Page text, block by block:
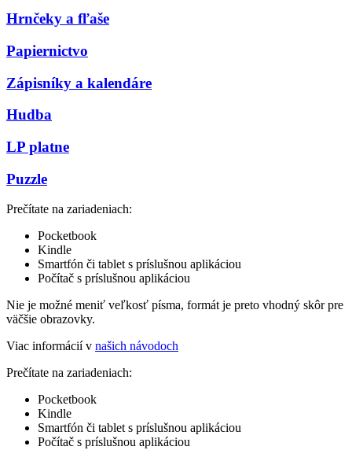
Hrnčeky a fľaše
Papiernictvo
Zápisníky a kalendáre
Hudba
LP platne
Puzzle
Prečítate na zariadeniach:
Pocketbook
Kindle
Smartfón či tablet s príslušnou aplikáciou
Počítač s príslušnou aplikáciou
Nie je možné meniť veľkosť písma, formát je preto vhodný skôr pre
väčšie obrazovky.
Viac informácií v našich návodoch
Prečítate na zariadeniach:
Pocketbook
Kindle
Smartfón či tablet s príslušnou aplikáciou
Počítač s príslušnou aplikáciou